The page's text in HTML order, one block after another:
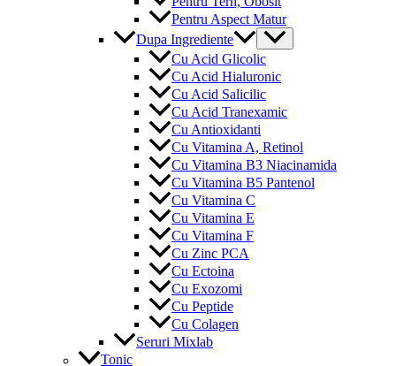
Pentru Aspect Matur
Dupa Ingrediente
Menu
Toggle
Cu Acid Glicolic
Cu Acid Hialuronic
Cu Acid Salicilic
Cu Acid Tranexamic
Cu Antioxidanti
Cu Vitamina A, Retinol
Cu Vitamina B3 Niacinamida
Cu Vitamina B5 Pantenol
Cu Vitamina C
Cu Vitamina E
Cu Vitamina F
Cu Zinc PCA
Cu Ectoina
Cu Exozomi
Cu Peptide
Cu Colagen
Seruri Mixlab
Tonic